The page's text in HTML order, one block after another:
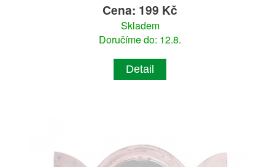
Cena: 199 Kč
Skladem
Doručíme do: 12.8.
Detail